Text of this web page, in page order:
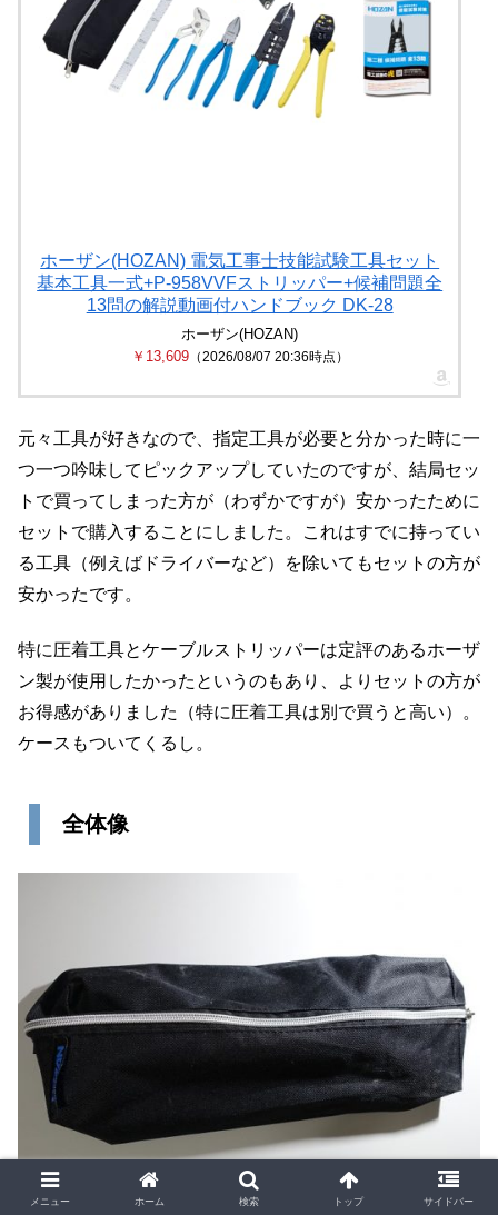
ホーザン(HOZAN) 電気工事士技能試験工具セット
基本工具一式+P-958VVFストリッパー+候補問題全
13問の解説動画付ハンドブック DK-28
ホーザン(HOZAN)
￥13,609（2026/08/07 20:36時点）
元々工具が好きなので、指定工具が必要と分かった時に一
つ一つ吟味してピックアップしていたのですが、結局セッ
トで買ってしまった方が（わずかですが）安かったために
セットで購入することにしました。これはすでに持ってい
る工具（例えばドライバーなど）を除いてもセットの方が
安かったです。
特に圧着工具とケーブルストリッパーは定評のあるホーザ
ン製が使用したかったというのもあり、よりセットの方が
お得感がありました（特に圧着工具は別で買うと高い）。
ケースもついてくるし。
全体像
メニュー ホーム 検索 トップ サイドバー